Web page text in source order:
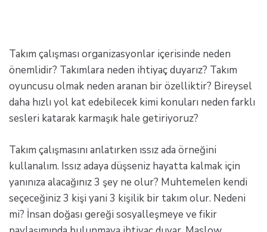
Takım çalışması organizasyonlar içerisinde neden
önemlidir? Takımlara neden ihtiyaç duyarız? Takım
oyuncusu olmak neden aranan bir özelliktir? Bireysel
daha hızlı yol kat edebilecek kimi konuları neden farklı
sesleri katarak karmaşık hale getiriyoruz?
Takım çalışmasını anlatırken ıssız ada örneğini
kullanalım. Issız adaya düşseniz hayatta kalmak için
yanınıza alacağınız 3 şey ne olur? Muhtemelen kendi
seçeceğiniz 3 kişi yani 3 kişilik bir takım olur. Nedeni
mi? İnsan doğası gereği sosyalleşmeye ve fikir